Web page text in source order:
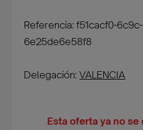
Referencia: f51cacf0-
6e25de6e58f8
Delegación:VALENCIA
Esta oferta ya no